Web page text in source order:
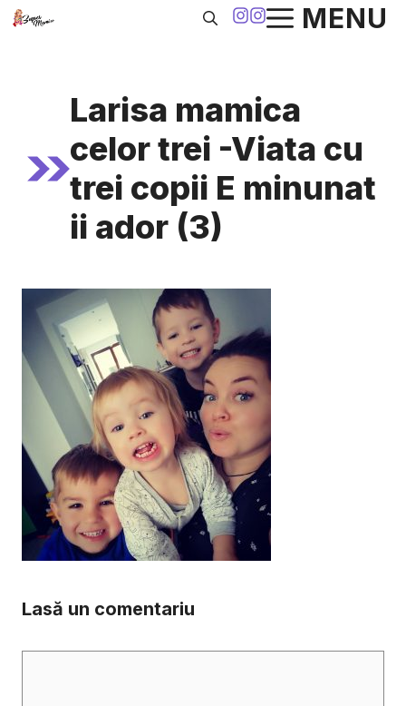
Sari
MENU
Larisa mamica
celor trei -Viata cu
trei copii E minunat
ii ador (3)
Lasă un comentariu